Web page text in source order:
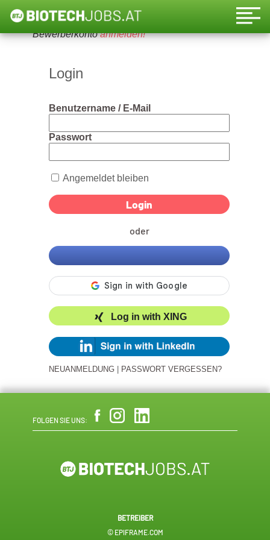
Um diese Funktion nutzen zu können, bitte ein
Bewerberkontoanmelden!
Login
Benutzername / E-Mail
Passwort
Angemeldet bleiben
oder
Log in with XING
NEUANMELDUNG PASSWORT VERGESSEN?
FOLGEN SIE UNS:
BETREIBER
© EPIFRAME.COM